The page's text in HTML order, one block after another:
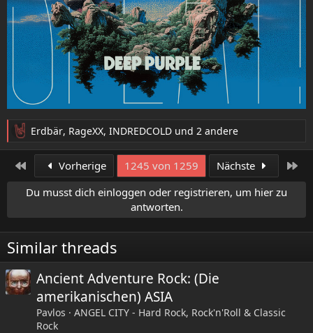
R
e
a
o
n
e
n
:
Erdbär, RageXX, INDREDCOLD und 2 andere
Erste Vorherige 1245 von 1259 Nächste
Du musst dich einloggen oder registrieren, um hier zu
antworten.
Similar threads
Ancient Adventure Rock: (Die
amerikanischen) ASIA
Pavlos
ANGEL CITY - Hard Rock, Rock'n'Roll & Classic
Rock